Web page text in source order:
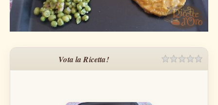
Vota la Ricetta! Rating